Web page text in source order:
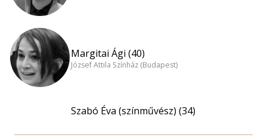
Margitai Ági (40)
József Attila Színház (Budapest)
Szabó Éva (színművész) (34)